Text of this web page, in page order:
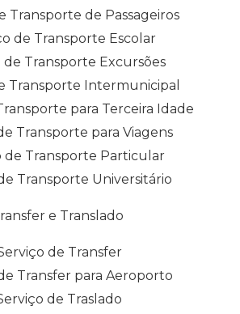
Transporte de Passageiros
de Transporte Escolar
de Transporte Excursões
Transporte Intermunicipal
para Terceira Idade
Transporte para Viagens
de Transporte Particular
Transporte Universitário
e Translado
de Transfer
Transfer para Aeroporto
de Traslado